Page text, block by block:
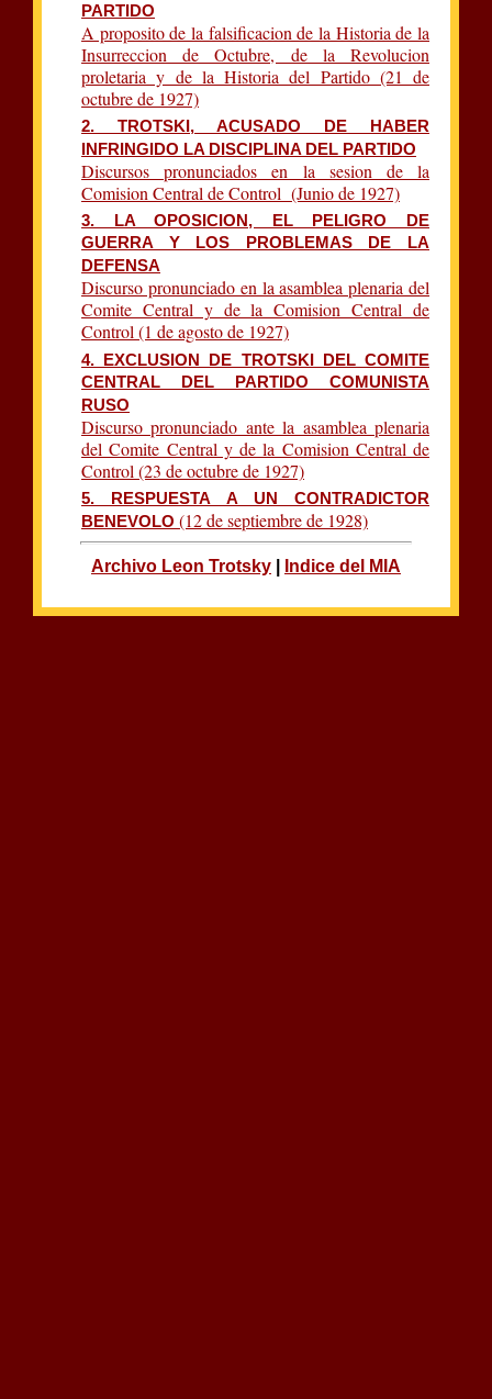
PARTIDO
A proposito de la falsificacion de la Historia de la
Insurreccion de Octubre, de la Revolucion
proletaria y de la Historia del Partido (21 de
octubre de 1927)
2. TROTSKI, ACUSADO DE HABER
INFRINGIDO LA DISCIPLINA DEL PARTIDO
Discursos pronunciados en la sesion de la
Comision Central de Control (Junio de 1927)
3. LA OPOSICION, EL PELIGRO DE
GUERRA Y LOS PROBLEMAS DE LA
DEFENSA
Discurso pronunciado en la asamblea plenaria del
Comite Central y de la Comision Central de
Control (1 de agosto de 1927)
4. EXCLUSION DE TROTSKI DEL COMITE
CENTRAL DEL PARTIDO COMUNISTA
RUSO
Discurso pronunciado ante la asamblea plenaria
del Comite Central y de la Comision Central de
Control (23 de octubre de 1927)
5. RESPUESTA A UN CONTRADICTOR
BENEVOLO(12 de septiembre de 1928)
Archivo Leon Trotsky Indice del MIA